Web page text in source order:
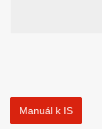
Manuál k IS